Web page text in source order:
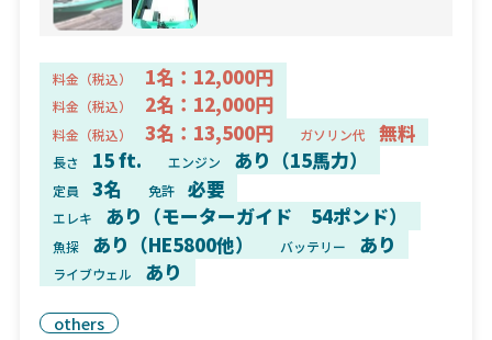
料金（税込） 1名：12,000円
料金（税込） 2名：12,000円
料金（税込） 3名：13,500円 ガソリン代 無料
長さ 15 ft. エンジン あり（15馬力）
定員 3名 免許 必要
エレキ あり（モーターガイド 54ポンド）
魚探 あり（HE5800他） バッテリー あり
ライブウェル あり
others